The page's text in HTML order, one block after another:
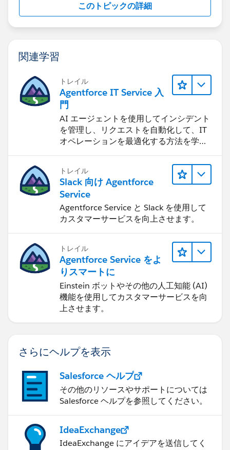
このトピックの詳細
関連学習
トレイル
Agentforce IT Service 入
門
AI エージェントを使用してインシデント
を管理し、リクエストを自動化して、IT
オペレーションを最適化する方法を学習
します。
トレイル
Slack 向け Agentforce
Service
Agentforce Service と Slack を使用して
カスタマーサービスを向上させます。
トレイル
Agentforce Service をよ
りスマートに
Einstein ボットやその他の人工知能 (AI)
機能を使用してカスタマーサービスを向
上させます。
さらにヘルプを表示
Salesforce ヘルプ
その他のリソースやサポートについては
Salesforce ヘルプを参照してください。
IdeaExchange
IdeaExchange にアイデアを送信してく